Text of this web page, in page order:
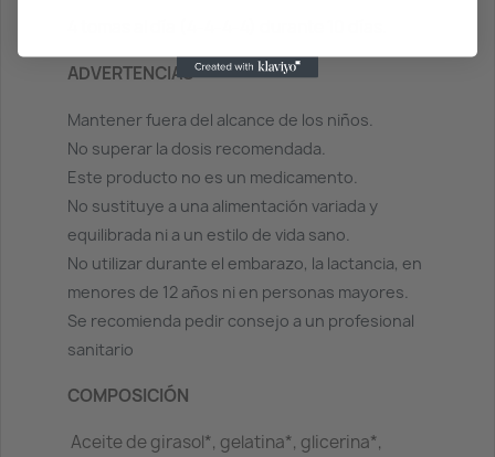
ADVERTENCIAS
Mantener fuera del alcance de los niños.
No superar la dosis recomendada.
Este producto no es un medicamento.
No sustituye a una alimentación variada y
equilibrada ni a un estilo de vida sano.
No utilizar durante el embarazo, la lactancia, en
menores de 12 años ni en personas mayores.
Se recomienda pedir consejo a un profesional
sanitario
COMPOSICIÓN
Aceite de girasol*, gelatina*, glicerina*,